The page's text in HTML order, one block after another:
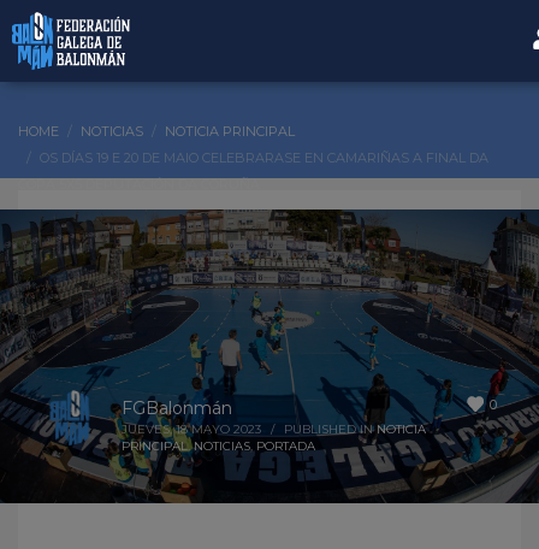
HOME NOTICIAS
NOTICIA PRINCIPAL
OS DÍAS 19 E 20 DE MAIO CELEBRARASE EN CAMARIÑAS A FINAL DA
0
FGBalonmán
JUEVES, 18 MAYO 2023 / PUBLISHED IN NOTICIA
PRINCIPAL,NOTICIAS, PORTADA